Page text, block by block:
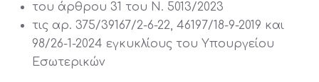
του άρθρου 31 του Ν. 5013/2023
τις αρ. 375/39167/2-6-22, 46197/18-9-2019 και
98/26-1-2024 εγκυκλίους του Υπουργείου
Εσωτερικών